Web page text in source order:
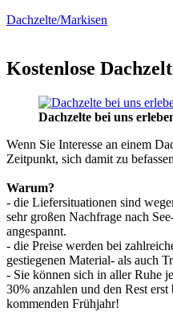
Dachzelte/Markisen
Kostenlose
Dachzelte bei uns
Wenn Sie Interesse an einem
Zeitpunkt, sich damit zu
Warum?
- die Liefersituationen sind
sehr großen Nachfrage nach
angespannt.
- die Preise werden bei
gestiegenen Material- als auch
- Sie können sich in aller Ruhe
30% anzahlen und den Rest
kommenden Frühjahr!